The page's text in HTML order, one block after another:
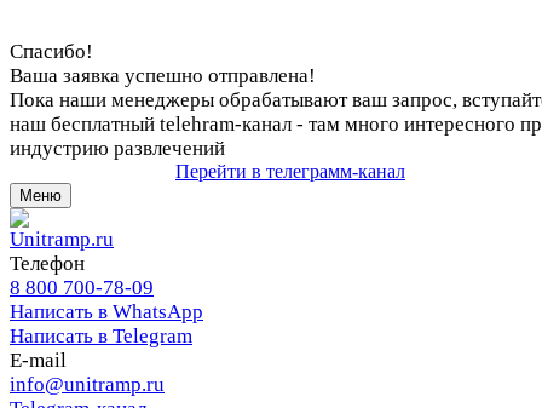
Спасибо!
Ваша заявка успешно отправлена!
Пока наши менеджеры обрабатывают ваш запрос,
наш бесплатный telehram-канал - там много интересного
индустрию развлечений
Перейти в телеграмм-канал
Меню
Телефон
8 800 700-78-09
Написать в WhatsApp
Написать в Telegram
E-mail
info@unitramp.ru